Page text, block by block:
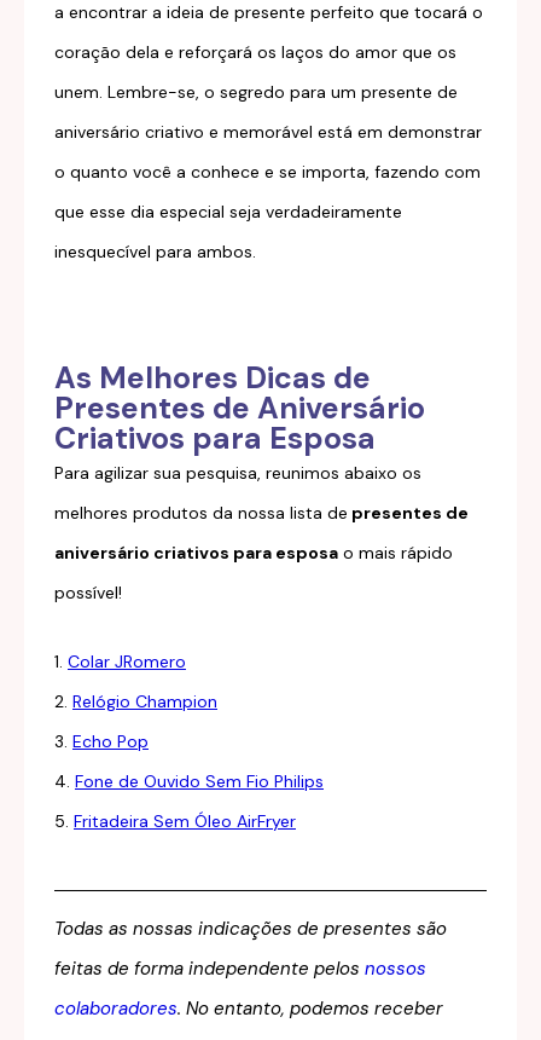
a encontrar a ideia de presente perfeito que tocará o
coração dela e reforçará os laços do amor que os
unem. Lembre-se, o segredo para um presente de
aniversário criativo e memorável está em demonstrar
o quanto você a conhece e se importa, fazendo com
que esse dia especial seja verdadeiramente
inesquecível para ambos.
As Melhores Dicas de
Presentes de Aniversário
Criativos para Esposa
Para agilizar sua pesquisa, reunimos abaixo os
melhores produtos da nossa lista de presentes de
aniversário criativos para esposa o mais rápido
possível!
1. Colar JRomero
2. Relógio Champion
3. Echo Pop
4. Fone de Ouvido Sem Fio Philips
5. Fritadeira Sem Óleo AirFryer
Todas as nossas indicações de presentes são
feitas de forma independente pelos nossos
colaboradores. No entanto, podemos receber